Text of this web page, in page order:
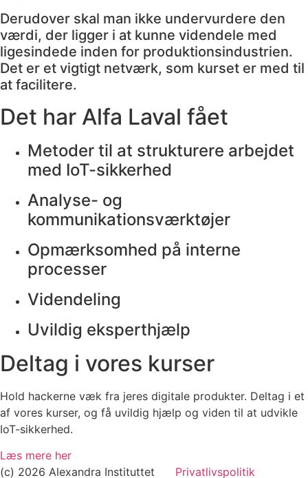
Derudover skal man ikke undervurdere den
værdi, der ligger i at kunne videndele med
ligesindede inden for produktionsindustrien.
Det er et vigtigt netværk, som kurset er med til
at facilitere.
Det har Alfa Laval fået
Metoder til at strukturere arbejdet
med IoT-sikkerhed
Analyse- og
kommunikationsværktøjer
Opmærksomhed på interne
processer
Videndeling
Uvildig eksperthjælp
Deltag i vores kurser
Hold hackerne væk fra jeres digitale produkter. Deltag i et
af vores kurser, og få uvildig hjælp og viden til at udvikle
IoT-sikkerhed.
Læs mere her
(c) 2026 Alexandra Instituttet Privatlivspolitik